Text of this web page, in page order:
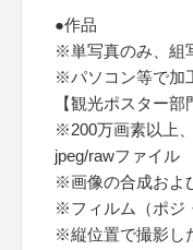
●作品
※単写真のみ、組
※パソコン等で加
【観光ポスター部
※200万画素以上
jpeg/rawファイル
※画像の合成およ
※フィルム（ポジ
※縦位置で撮影し